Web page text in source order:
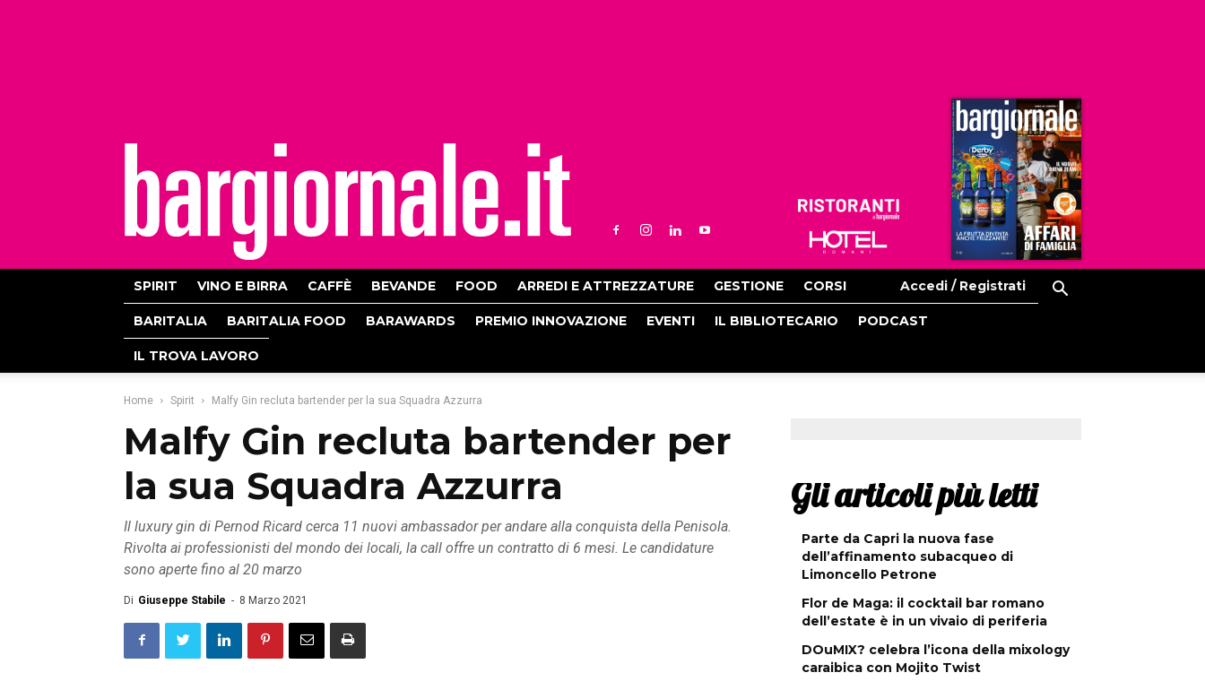
Ristoranti
Hoteldomani
SPIRIT VINO E BIRRA CAFFÈ BEVANDE FOOD ARREDI E ATTREZZATURE GESTIONE CORSI Accedi / Registrati
BARITALIA BARITALIA FOOD BARAWARDS PREMIO INNOVAZIONE EVENTI IL BIBLIOTECARIO PODCAST
IL TROVA LAVORO
Home Spirit Malfy Gin recluta bartender per la sua Squadra Azzurra
Malfy Gin recluta bartender per
la sua Squadra Azzurra
Il luxury gin di Pernod Ricard cerca 11 nuovi ambassador per andare alla conquista della Penisola.
Rivolta ai professionisti del mondo dei locali, la call offre un contratto di 6 mesi. Le candidature
sono aperte fino al 20 marzo
Di Giuseppe Stabile - 8 Marzo 2021
Gli articoli più letti
Parte da Capri la nuova fase
dell’affinamento subacqueo di
Limoncello Petrone
Flor de Maga: il cocktail bar romano
dell’estate è in un vivaio di periferia
DOuMIX? celebra l’icona della mixology
caraibica con Mojito Twist